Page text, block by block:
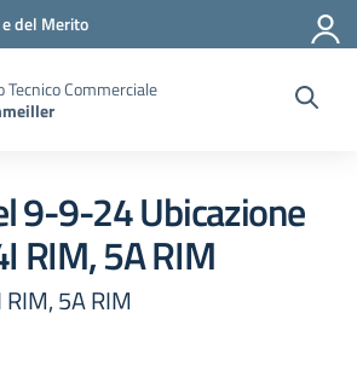
del Merito
Tecnico Commerciale
9-9-24 Ubicazione
RIM, 5A RIM
5A RIM